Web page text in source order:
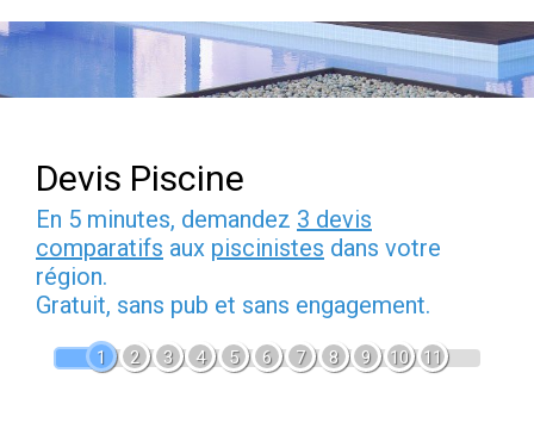
Devis Piscine
En 5 minutes, demandez 3 devis
comparatifs aux piscinistes dans votre
région.
Gratuit, sans pub et sans engagement.
1 2 3 4 5 6 7 8 9 10 11